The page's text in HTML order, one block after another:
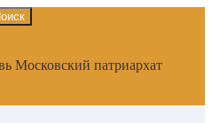
Московский патриархат